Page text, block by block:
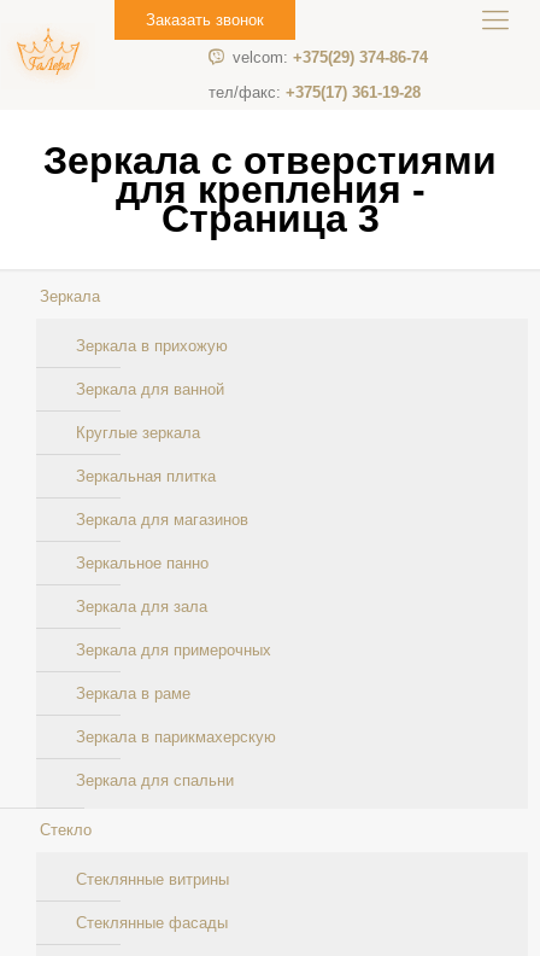
Заказать звонок
velcom: +375(29) 374-86-74
тел/факс: +375(17) 361-19-28
Зеркала с отверстиями
для крепления -
Страница 3
Зеркала
Зеркала в прихожую
Зеркала для ванной
Круглые зеркала
Зеркальная плитка
Зеркала для магазинов
Зеркальное панно
Зеркала для зала
Зеркала для примерочных
Зеркала в раме
Зеркала в парикмахерскую
Зеркала для спальни
Стекло
Стеклянные витрины
Стеклянные фасады